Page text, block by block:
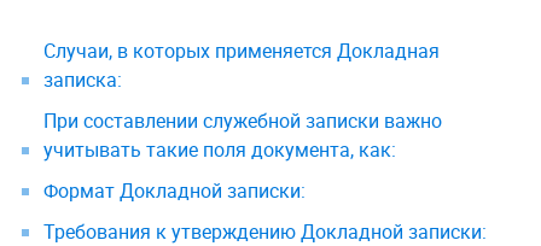
Случаи, в которых применяется Докладная
записка:
При составлении служебной записки важно
учитывать такие поля документа, как:
Формат Докладной записки:
Требования к утверждению Докладной записки: